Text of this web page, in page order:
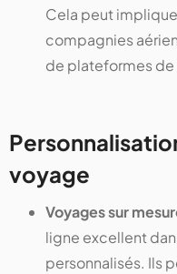
Cela peut
compagnies
de plateformes de
voyage
Voyages sur
ligne excellent
personnalisés. Ils